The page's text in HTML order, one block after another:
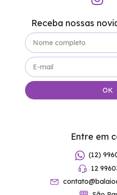
Receba nossas
Entre em
(12)
12